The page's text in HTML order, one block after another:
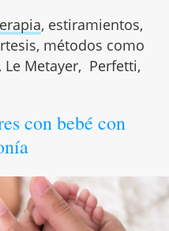
, estiramientos,
métodos como
Le Metayer, Perfetti,
con bebé con